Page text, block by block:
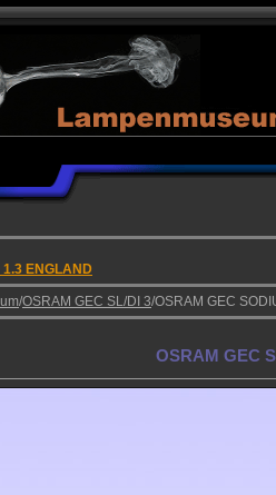
ENGLAND
/OSRAM GEC SL/DI 3/OSRAM GEC
OSRAM GEC